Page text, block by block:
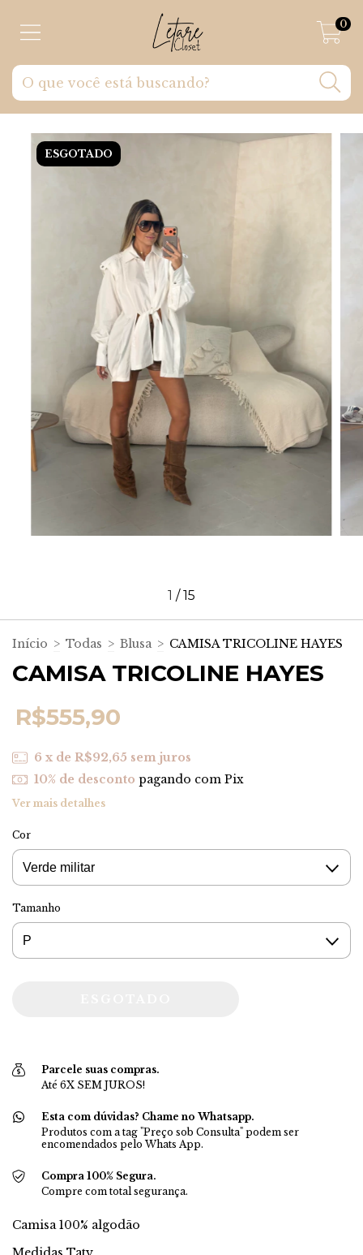
0
ESGOTADO
1 /15
Início > Todas > Blusa > CAMISA TRICOLINE HAYES
CAMISA TRICOLINE HAYES
R$555,90
6 x de R$92,65 sem juros
10% de desconto pagando com Pix
Ver mais detalhes
Cor
Tamanho
Parcele suas compras.
Até 6X SEM JUROS!
Esta com dúvidas? Chame no Whatsapp.
Produtos com a tag "Preço sob Consulta" podem ser
encomendados pelo Whats App.
Compra 100% Segura.
Compre com total segurança.
Camisa 100% algodão